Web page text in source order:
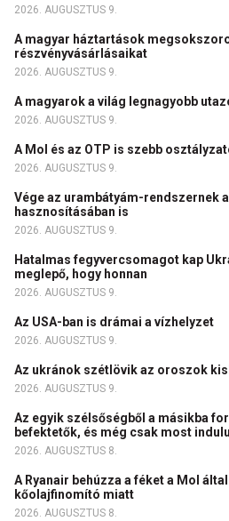
2026. AUGUSZTUS 9.
A magyar háztartások
részvényvásárlásaikat
2026. AUGUSZTUS 9.
A magyarok a világ legnagyobb
2026. AUGUSZTUS 9.
A Mol és az OTP is szebb
2026. AUGUSZTUS 9.
Vége az urambátyám-rendszernek
hasznosításában is
2026. AUGUSZTUS 9.
Hatalmas fegyvercsomagot kap
meglepő, hogy honnan
2026. AUGUSZTUS 9.
Az USA-ban is drámai a vízhelyzet
2026. AUGUSZTUS 9.
Az ukránok szétlövik az oroszok
2026. AUGUSZTUS 9.
Az egyik szélsőségből a másikba
befektetők, és még csak most
2026. AUGUSZTUS 8.
A Ryanair behúzza a féket a Mol
kőolajfinomító miatt
2026. AUGUSZTUS 8.